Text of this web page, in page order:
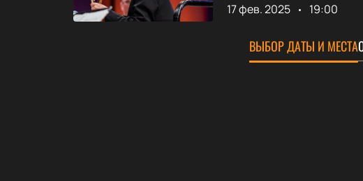
17 фев. 2025
19:00
ВЫБОР ДАТЫ И МЕСТА